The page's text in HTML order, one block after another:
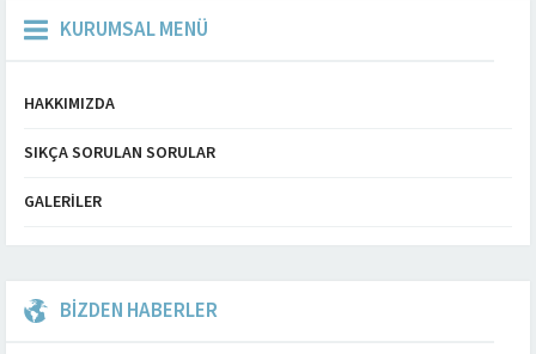
KURUMSAL MENÜ
HAKKIMIZDA
SIKÇA SORULAN SORULAR
GALERILER
BİZDEN HABERLER